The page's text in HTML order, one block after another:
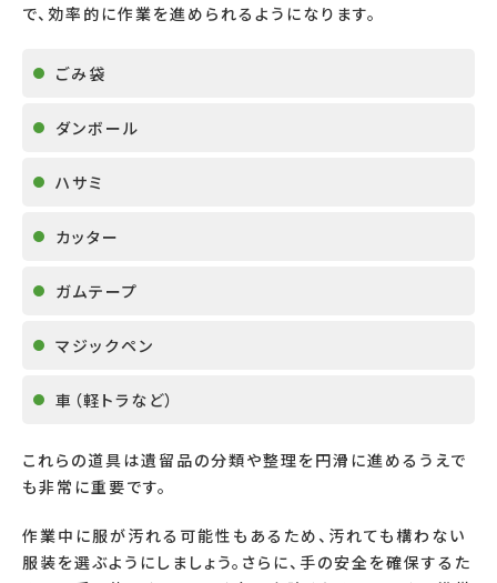
で、効率的に作業を進められるようになります。
ごみ袋
ダンボール
ハサミ
カッター
ガムテープ
マジックペン
車（軽トラなど）
これらの道具は遺留品の分類や整理を円滑に進めるうえで
も非常に重要です。
作業中に服が汚れる可能性もあるため、汚れても構わない
服装を選ぶようにしましょう。さらに、手の安全を確保するた